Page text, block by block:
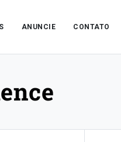
ANUNCIE CONTATO